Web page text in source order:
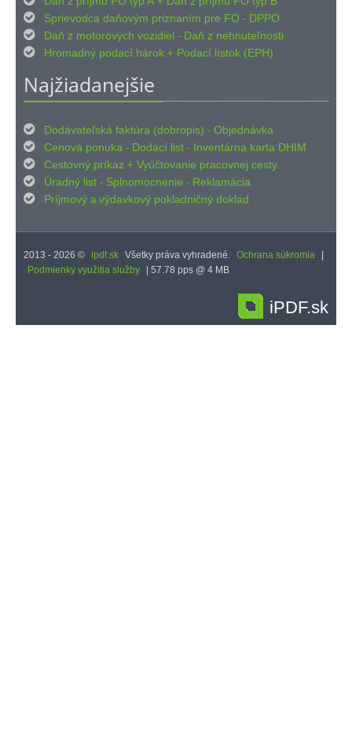

Sprievodca daňovým priznaním pre FO - DPPO

Daň z motorových vozidiel - Daň z nehnuteľnosti

Hromadný podací hárok + Podací lístok (EPH)
Najžiadanejšie
 Dodávateľská faktúra (dobropis) - Objednávka

Cenová ponuka - Dodací list - Inventárna karta DHIM

Cestovný príkaz + Vyúčtovanie pracovnej cesty

Úradný list - Splnomocnenie - Reklamácia

Príjmový a výdavkový pokladničný doklad
2013 - 2026 © ipdf.sk Všetky práva vyhradené. Ochrana súkromia
Podmienky využitia služby
| 57.78 pps @ 4 MB
iPDF.sk